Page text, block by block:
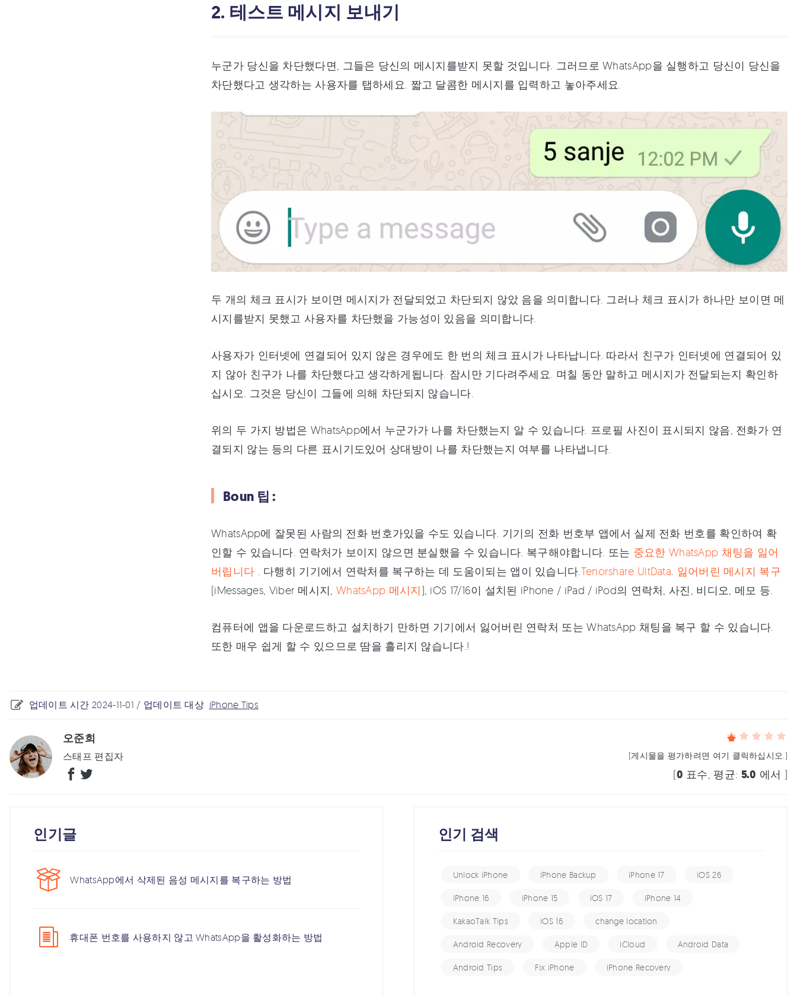
2. 테스트 메시지 보내기
누군가 당신을 차단했다면, 그들은 당신의 메시지를받지 못할 것입니다. 그러므로 WhatsApp을 실행하고 당신이 당신을
차단했다고 생각하는 사용자를 탭하세요. 짧고 달콤한 메시지를 입력하고 놓아주세요.
두 개의 체크 표시가 보이면 메시지가 전달되었고 차단되지 않았 음을 의미합니다. 그러나 체크 표시가 하나만 보이면 메
시지를받지 못했고 사용자를 차단했을 가능성이 있음을 의미합니다.
사용자가 인터넷에 연결되어 있지 않은 경우에도 한 번의 체크 표시가 나타납니다. 따라서 친구가 인터넷에 연결되어 있
지 않아 친구가 나를 차단했다고 생각하게됩니다. 잠시만 기다려주세요. 며칠 동안 말하고 메시지가 전달되는지 확인하
십시오. 그것은 당신이 그들에 의해 차단되지 않습니다.
위의 두 가지 방법은 WhatsApp에서 누군가가 나를 차단했는지 알 수 있습니다. 프로필 사진이 표시되지 않음, 전화가 연
결되지 않는 등의 다른 표시기도있어 상대방이 나를 차단했는지 여부를 나타냅니다.
Boun 팁 :
WhatsApp에 잘못된 사람의 전화 번호가있을 수도 있습니다. 기기의 전화 번호부 앱에서 실제 전화 번호를 확인하여 확
인할 수 있습니다. 연락처가 보이지 않으면 분실했을 수 있습니다. 복구해야합니다. 또는 중요한 WhatsApp 채팅을 잃어
버립니다 . 다행히 기기에서 연락처를 복구하는 데 도움이되는 앱이 있습니다. Tenorshare UltData 잃어버린 메시지 복구
(iMessages, Viber 메시지, WhatsApp 메시지), iOS 17/16이 설치된 iPhone / iPad / iPod의 연락처, 사진, 비디오, 메모 등.
컴퓨터에 앱을 다운로드하고 설치하기 만하면 기기에서 잃어버린 연락처 또는 WhatsApp 채팅을 복구 할 수 있습니다.
또한 매우 쉽게 할 수 있으므로 땀을 흘리지 않습니다.!
업데이트 시간 2024-11-01 / 업데이트 대상 iPhone Tips
오준희
스태프 편집자 (게시물을 평가하려면 여기 클릭하십시오.)
(0 표수, 평균: 5.0 에서 )
인기글
WhatsApp에서 삭제된 음성 메시지를 복구하는 방법
휴대폰 번호를 사용하지 않고 WhatsApp을 활성화하는 방법
인기 검색
Unlock iPhone iPhone Backup iPhone 17 iOS 26
iPhone 16 iPhone 15 iOS 17 iPhone 14
KakaoTalk Tips iOS 16 change location
Android Recovery Apple ID iCloud Android Data
Android Tips Fix iPhone iPhone Recovery